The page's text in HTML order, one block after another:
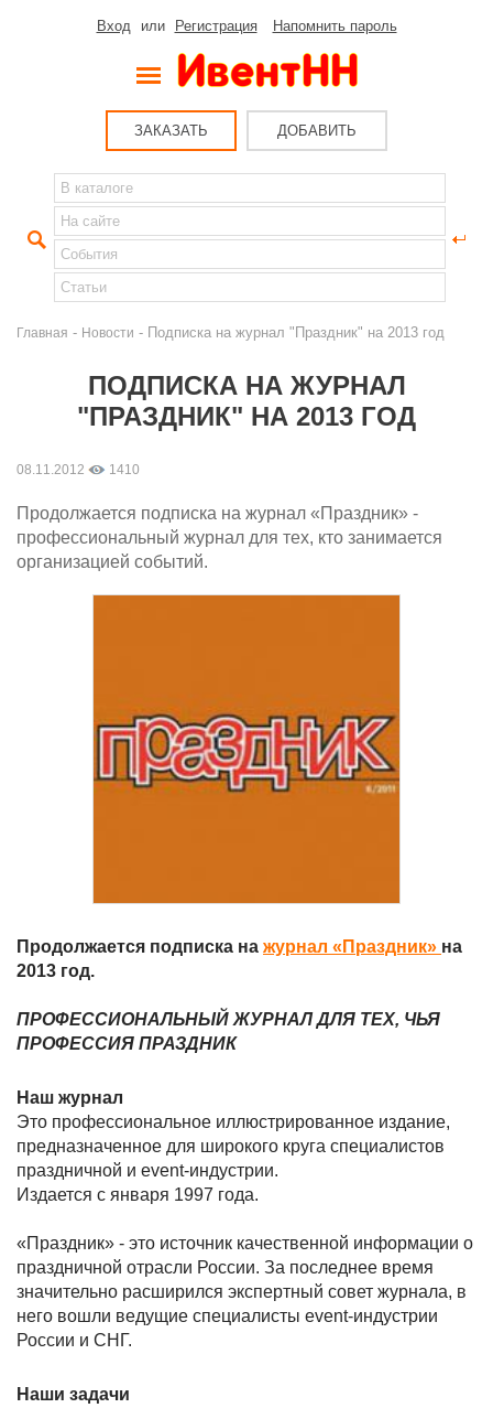
Вход или Регистрация Напомнить пароль
ЗАКАЗАТЬ ДОБАВИТЬ
Главная - Новости - Подписка на журнал "Праздник" на 2013 год
ПОДПИСКА НА ЖУРНАЛ
"ПРАЗДНИК" НА 2013 ГОД
08.11.2012 1410
Продолжается подписка на журнал «Праздник» -
профессиональный журнал для тех, кто занимается
организацией событий.
Продолжается подписка на журнал «Праздник» на
2013 год.
ПРОФЕССИОНАЛЬНЫЙ ЖУРНАЛ ДЛЯ ТЕХ, ЧЬЯ
ПРОФЕССИЯ ПРАЗДНИК
Наш журнал
Это профессиональное иллюстрированное издание,
предназначенное для широкого круга специалистов
праздничной и event-индустрии.
Издается с января 1997 года.
«Праздник» - это источник качественной информации о
праздничной отрасли России. За последнее время
значительно расширился экспертный совет журнала, в
него вошли ведущие специалисты event-индустрии
России и СНГ.
Наши задачи